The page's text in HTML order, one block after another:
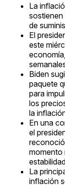
La
sostienen
de
El
este
Biden
paquete
para
los
la
En una
el
momento
La
inflación